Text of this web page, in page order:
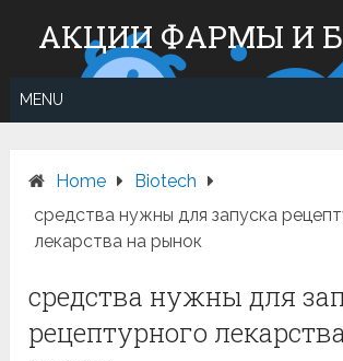
АКЦИИ ФАРМЫ И
MENU
Home
Вiotech
средства нужны для запуска
лекарства на рынок
средства нужны для
рецептурного